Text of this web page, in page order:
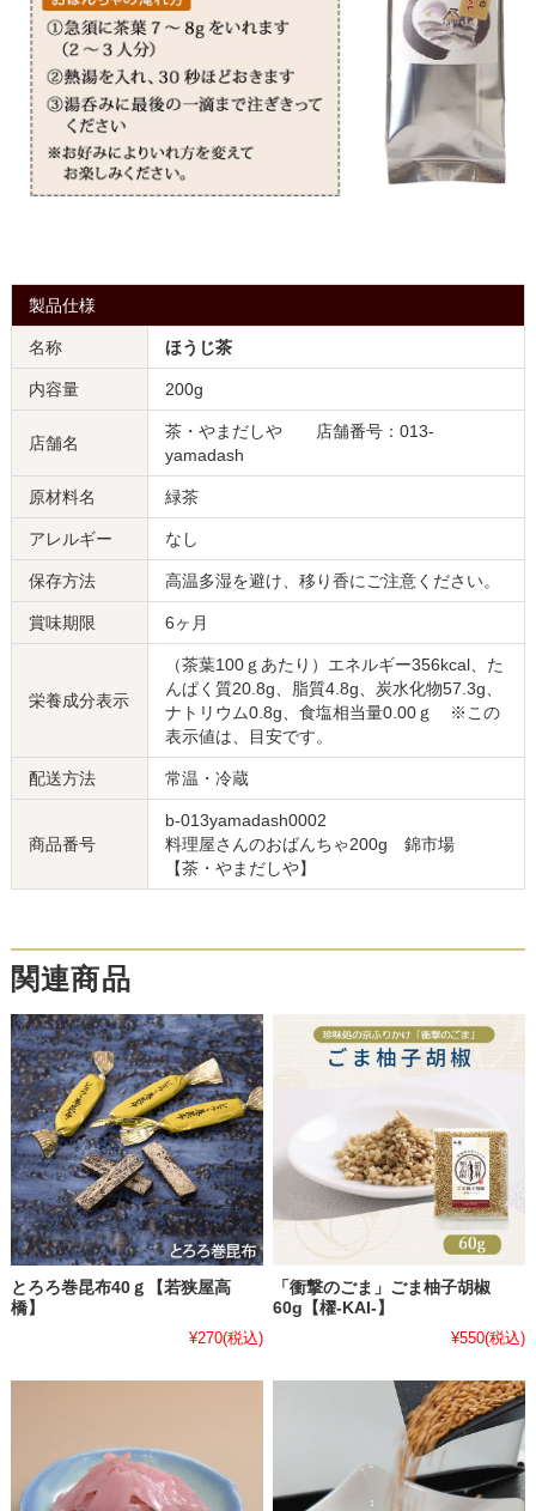
製品仕様
名称 ほうじ茶
内容量 200g
店舗名
茶・やまだしや 店舗番号：013-
yamadash
原材料名 緑茶
アレルギー なし
保存方法 高温多湿を避け、移り香にご注意ください。
賞味期限 6ヶ月
栄養成分表示
（茶葉100ｇあたり）エネルギー356kcal、た
んぱく質20.8g、脂質4.8g、炭水化物57.3g、
ナトリウム0.8g、食塩相当量0.00ｇ ※この
表示値は、目安です。
配送方法 常温・冷蔵
商品番号
b-013yamadash0002
料理屋さんのおばんちゃ200g 錦市場
【茶・やまだしや】
関連商品
とろろ巻昆布40ｇ【若狭屋高
橋】
¥270(税込)
「衝撃のごま」ごま柚子胡椒
60g【櫂-KAI-】
¥550(税込)